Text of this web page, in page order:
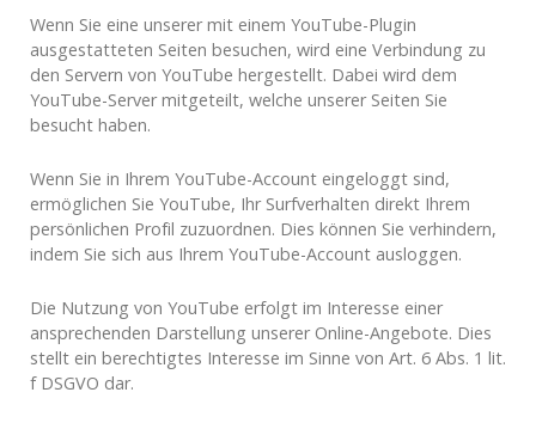
Wenn Sie eine unserer mit einem YouTube-Plugin
ausgestatteten Seiten besuchen, wird eine Verbindung zu
den Servern von YouTube hergestellt. Dabei wird dem
YouTube-Server mitgeteilt, welche unserer Seiten Sie
besucht haben.
Wenn Sie in Ihrem YouTube-Account eingeloggt sind,
ermöglichen Sie YouTube, Ihr Surfverhalten direkt Ihrem
persönlichen Profil zuzuordnen. Dies können Sie verhindern,
indem Sie sich aus Ihrem YouTube-Account ausloggen.
Die Nutzung von YouTube erfolgt im Interesse einer
ansprechenden Darstellung unserer Online-Angebote. Dies
stellt ein berechtigtes Interesse im Sinne von Art. 6 Abs. 1 lit.
f DSGVO dar.